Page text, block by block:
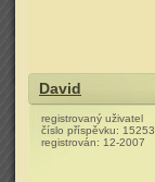
David
registrovaný uživatel
číslo příspěvku: 15253
registrován: 12-2007